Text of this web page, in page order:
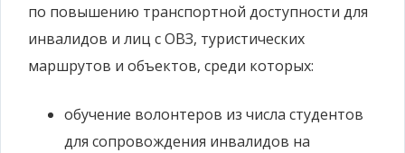
по повышению транспортной доступности для
инвалидов и лиц с ОВЗ, туристических
маршрутов и объектов, среди которых:
обучение волонтеров из числа студентов
для сопровождения инвалидов на